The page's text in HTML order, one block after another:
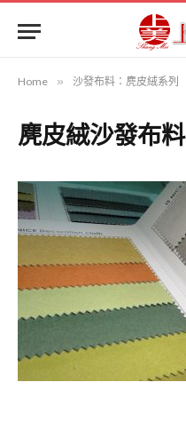
Home » 沙發布料：麂皮絨系列
麂皮絨沙發布料